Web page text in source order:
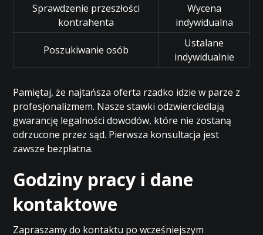
Sprawdzenie przeszłości
kontrahenta
Wycena
indywidualna
Poszukiwanie osób
Ustalane
indywidualnie
Pamiętaj, że najtańsza oferta rzadko idzie w parze z
profesjonalizmem. Nasze stawki odzwierciedlają
gwarancję legalności dowodów, które nie zostaną
odrzucone przez sąd. Pierwsza konsultacja jest
zawsze bezpłatna.
Godziny pracy i dane
kontaktowe
Zapraszamy do kontaktu po wcześniejszym